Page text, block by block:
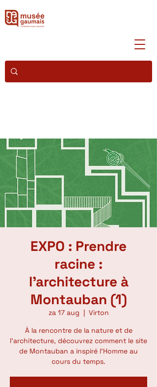
EXPO : Prendre
racine :
l'architecture à
Montauban (1)
za 17 aug
  |
Virton
À la rencontre de la nature et de
l’architecture, découvrez comment le site
de Montauban a inspiré l’Homme au
cours du temps.